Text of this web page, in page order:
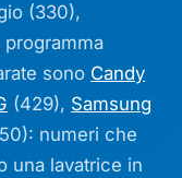
(330),
sono Candy
(429), Samsung
numeri che
una lavatrice in